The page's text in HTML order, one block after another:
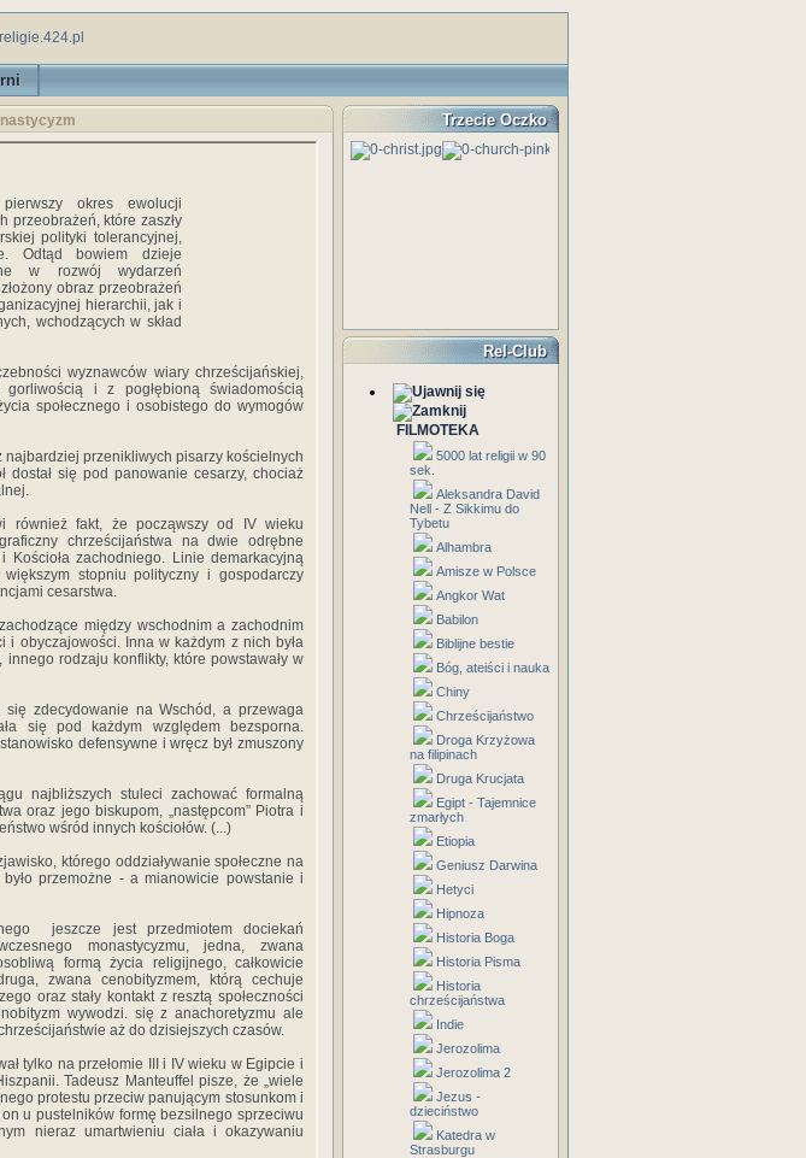
okres ewolucji
przeobrażeń, które zaszły
polityki tolerancyjnej,
Odtąd bowiem dzieje
w rozwój wydarzeń
obraz przeobrażeń
hierarchii, jak i
wchodzących w skład
wyznawców wiary chrześcijańskiej,
i z pogłębioną świadomością
społecznego i osobistego do wymogów
przenikliwych pisarzy kościelnych
dostał się pod panowanie cesarzy, chociaż
również fakt, że począwszy od IV wieku
chrześcijaństwa na dwie odrębne
Kościoła zachodniego. Linie demarkacyjną
stopniu polityczny i gospodarczy
cesarstwa.
między wschodnim a zachodnim
i obyczajowości. Inna w każdym z nich była
rodzaju konflikty, które powstawały w
się zdecydowanie na Wschód, a przewaga
się pod każdym względem bezsporna.
defensywne i wręcz był zmuszony
najbliższych stuleci zachować formalną
oraz jego biskupom, „następcom” Piotra i
wśród innych kościołów. (...)
którego oddziaływanie społeczne na
przemożne - a mianowicie powstanie i
jeszcze jest przedmiotem dociekań
monastycyzmu, jedna, zwana
formą życia religijnego, całkowicie
zwana cenobityzmem, którą cechuje
oraz stały kontakt z resztą społeczności
wywodzi. się z anachoretyzmu ale
aż do dzisiejszych czasów.
tylko na przełomie III i IV wieku w Egipcie i
Tadeusz Manteuffel pisze, że „wiele
protestu przeciw panującym stosunkom i
u pustelników formę bezsilnego sprzeciwu
nieraz umartwieniu ciała i okazywaniu
Trzecie Oczko
Rel-Club
FILMOTEKA
5000 lat religii w 90
sek.
Aleksandra David
Nell - Z Sikkimu do
Tybetu
Alhambra
Amisze w Polsce
Angkor Wat
Babilon
Biblijne bestie
Bóg, ateiści i nauka
Chiny
Chrześcijaństwo
Droga Krzyżowa
na filipinach
Druga Krucjata
Egipt - Tajemnice
zmarłych
Etiopia
Geniusz Darwina
Hetyci
Hipnoza
Historia Boga
Historia Pisma
Historia
chrześcijaństwa
Indie
Jerozolima
Jerozolima 2
Jezus -
dzieciństwo
Katedra w
Strasburgu